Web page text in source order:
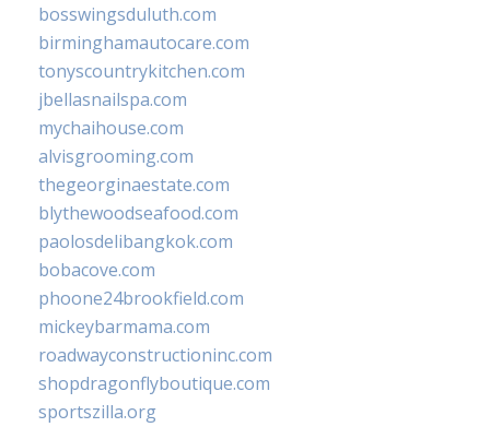
bosswingsduluth.com
birminghamautocare.com
tonyscountrykitchen.com
jbellasnailspa.com
mychaihouse.com
alvisgrooming.com
thegeorginaestate.com
blythewoodseafood.com
paolosdelibangkok.com
bobacove.com
phoone24brookfield.com
mickeybarmama.com
roadwayconstructioninc.com
shopdragonflyboutique.com
sportszilla.org